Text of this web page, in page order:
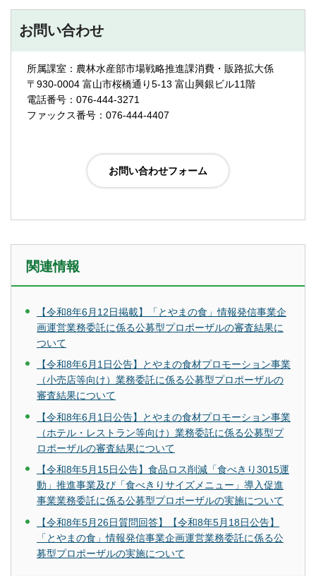
お問い合わせ
所属課室：農林水産部市場戦略推進課消費・販路拡大係
〒930-0004 富山市桜橋通り5-13 富山興銀ビル11階
電話番号：076-444-3271
ファックス番号：076-444-4407
関連情報
【令和8年6月12日掲載】「とやまの食」情報発信事業企
画運営業務委託に係る公募型プロポーザルの審査結果に
ついて
【令和8年6月1日公告】とやまの食材プロモーション事業
（小売店等向け）業務委託に係る公募型プロポーザルの
審査結果について
【令和8年6月1日公告】とやまの食材プロモーション事業
（ホテル・レストラン等向け）業務委託に係る公募型プ
ロポーザルの審査結果について
【令和8年5月15日公告】食品ロス削減「食べきり3015運
動」推進事業及び「食べきりサイズメニュー」導入促進
事業業務委託に係る公募型プロポーザルの実施について
【令和8年5月26日質問回答】【令和8年5月18日公告】
「とやまの食」情報発信事業企画運営業務委託に係る公
募型プロポーザルの実施について